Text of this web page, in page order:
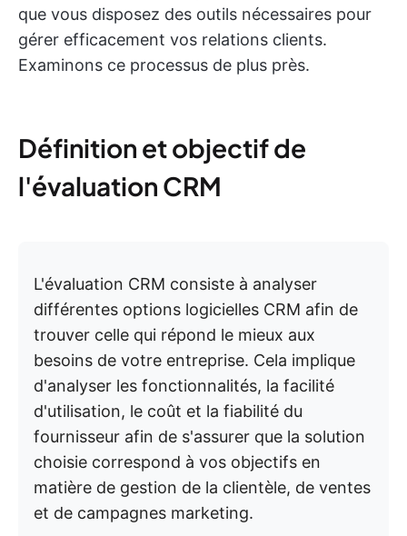
que vous disposez des outils nécessaires pour
gérer efficacement vos relations clients.
Examinons ce processus de plus près.
Définition et objectif de
l'évaluation CRM
L'évaluation CRM consiste à analyser
différentes options logicielles CRM afin de
trouver celle qui répond le mieux aux
besoins de votre entreprise. Cela implique
d'analyser les fonctionnalités, la facilité
d'utilisation, le coût et la fiabilité du
fournisseur afin de s'assurer que la solution
choisie correspond à vos objectifs en
matière de gestion de la clientèle, de ventes
et de campagnes marketing.